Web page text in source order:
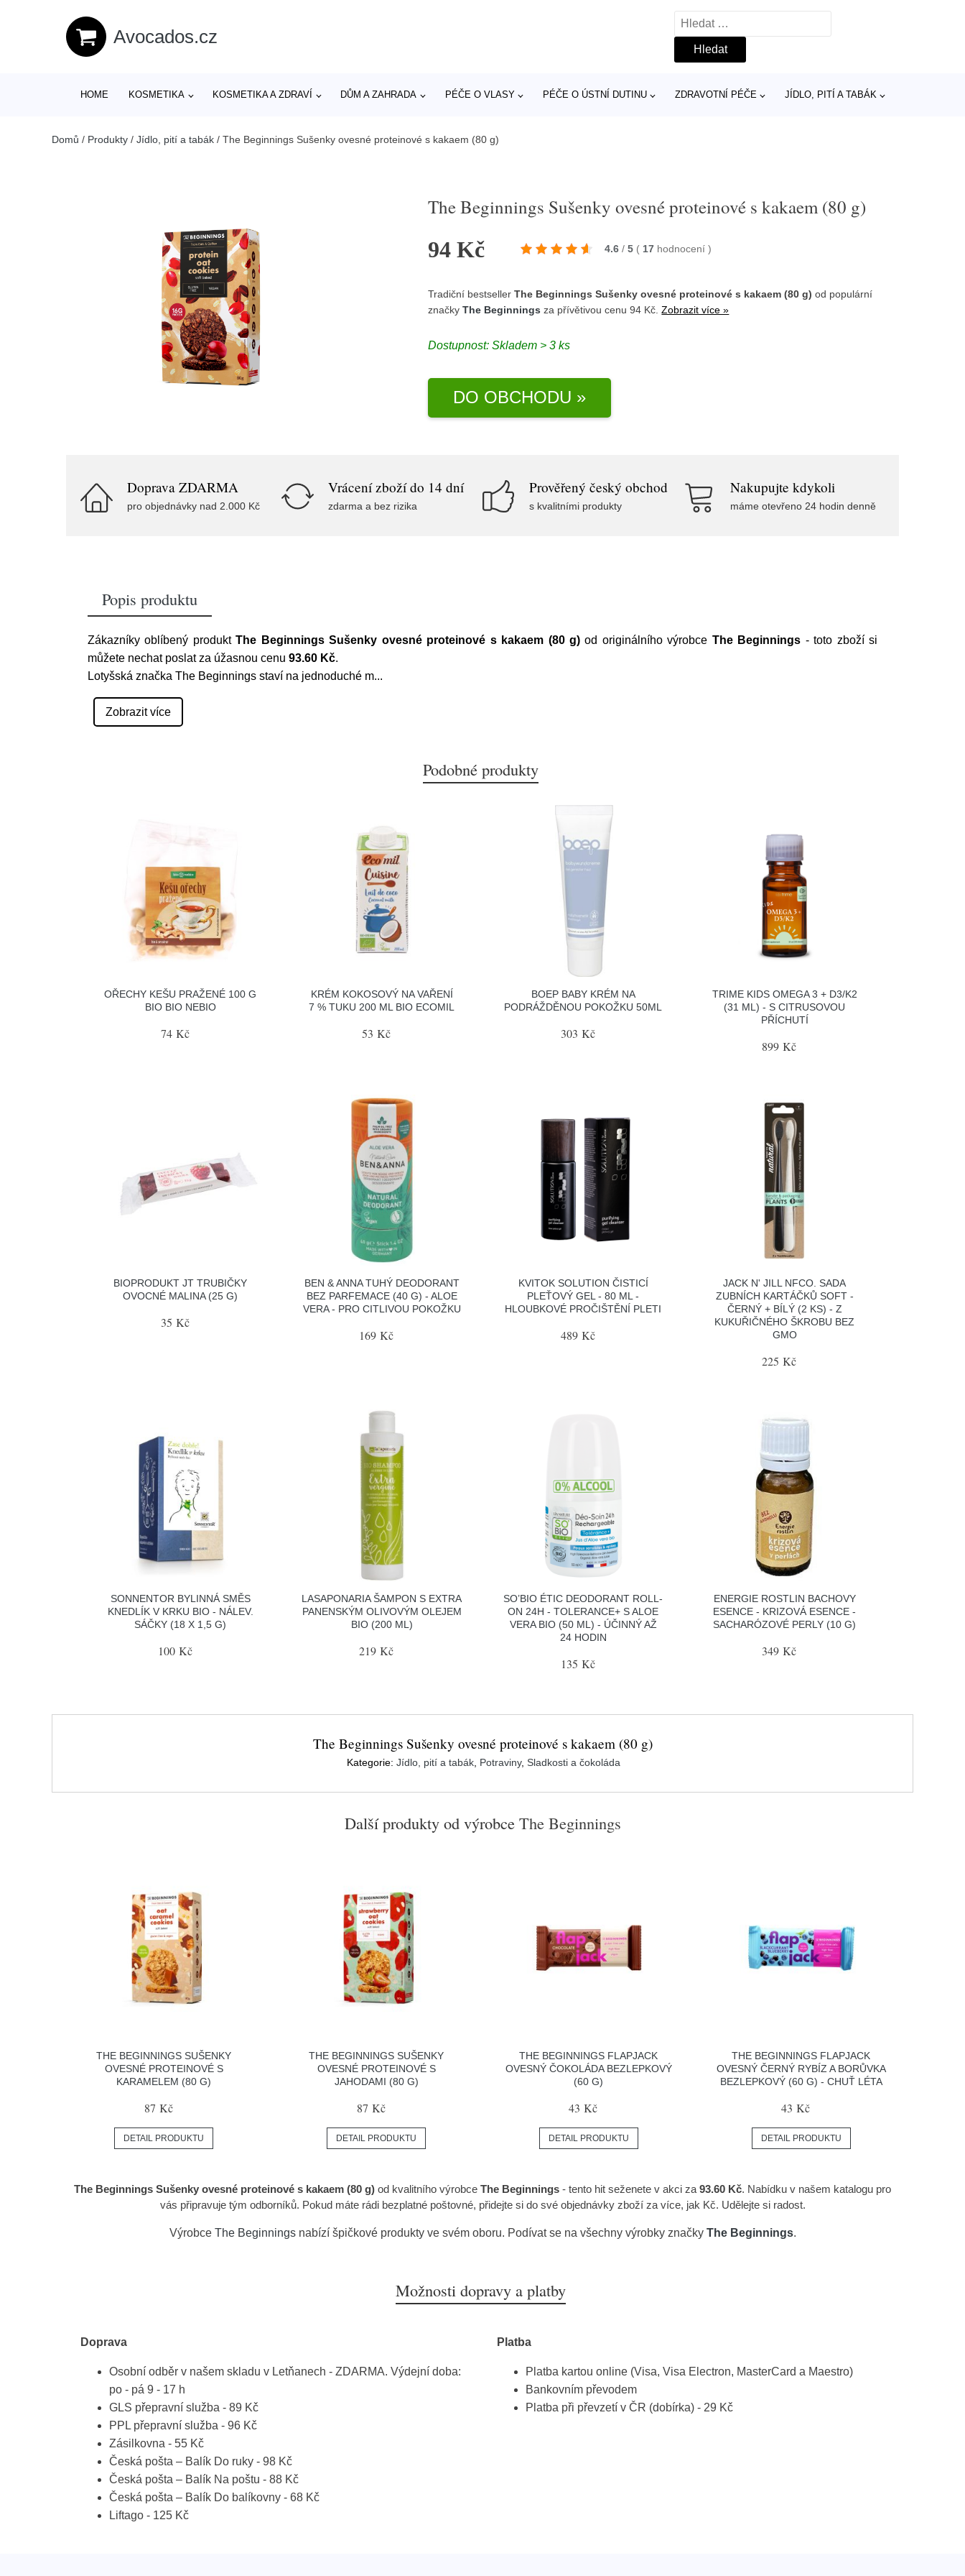
Avocados.cz
Vyhledávání
HOME KOSMETIKA KOSMETIKA A ZDRAVÍ DŮM A ZAHRADA PÉČE O VLASY PÉČE O ÚSTNÍ DUTINU ZDRAVOTNÍ PÉČE JÍDLO, PITÍ A TABÁK
Domů / Produkty / Jídlo, pití a tabák / The Beginnings Sušenky ovesné proteinové s kakaem (80 g)
The Beginnings Sušenky ovesné proteinové s kakaem (80 g)
94 Kč 4.6 / 5 ( 17 hodnocení)
Tradiční bestsellerThe Beginnings Sušenky ovesné proteinové s kakaem (80 g) od populární
značkyThe Beginnings za přívětivou cenu 94 Kč.Zobrazit více »
Dostupnost:Skladem > 3 ks
DO OBCHODU »
Doprava ZDARMA
pro objednávky nad 2.000 Kč
Vrácení zboží do 14 dní
zdarma a bez rizika
Prověřený český obchod
s kvalitními produkty
Nakupujte kdykoli
máme otevřeno 24 hodin denně
Popis produktu
Zákazníky oblíbený produktThe Beginnings Sušenky ovesné proteinové s kakaem (80 g)od originálního výrobce The Beginnings - toto zboží si
můžete nechat poslat za úžasnou cenu 93.60 Kč.
Lotyšská značka The Beginnings staví na jednoduché m...
Zobrazit více
Podobné produkty
OŘECHY KEŠU PRAŽENÉ 100 G
BIO BIO NEBIO
74 Kč
KRÉM KOKOSOVÝ NA VAŘENÍ
7 % TUKU 200 ML BIO ECOMIL
53 Kč
BOEP BABY KRÉM NA
PODRÁŽDĚNOU POKOŽKU 50ML
303 Kč
TRIME KIDS OMEGA 3 + D3/K2
(31 ML) - S CITRUSOVOU
PŘÍCHUTÍ
899 Kč
BIOPRODUKT JT TRUBIČKY
OVOCNÉ MALINA (25 G)
35 Kč
BEN & ANNA TUHÝ DEODORANT
BEZ PARFEMACE (40 G) - ALOE
VERA - PRO CITLIVOU POKOŽKU
169 Kč
KVITOK SOLUTION ČISTICÍ
PLEŤOVÝ GEL - 80 ML -
HLOUBKOVÉ PROČIŠTĚNÍ PLETI
489 Kč
JACK N' JILL NFCO. SADA
ZUBNÍCH KARTÁČKŮ SOFT -
ČERNÝ + BÍLÝ (2 KS) - Z
KUKUŘIČNÉHO ŠKROBU BEZ
GMO
225 Kč
SONNENTOR BYLINNÁ SMĚS
KNEDLÍK V KRKU BIO - NÁLEV.
SÁČKY (18 X 1,5 G)
100 Kč
LASAPONARIA ŠAMPON S EXTRA
PANENSKÝM OLIVOVÝM OLEJEM
BIO (200 ML)
219 Kč
SO’BIO ÉTIC DEODORANT ROLL-
ON 24H - TOLERANCE+ S ALOE
VERA BIO (50 ML) - ÚČINNÝ AŽ
24 HODIN
135 Kč
ENERGIE ROSTLIN BACHOVY
ESENCE - KRIZOVÁ ESENCE -
SACHARÓZOVÉ PERLY (10 G)
349 Kč
The Beginnings Sušenky ovesné proteinové s kakaem (80 g)
Kategorie: Jídlo, pití a tabák, Potraviny, Sladkosti a čokoláda
Další produkty od výrobce The Beginnings
THE BEGINNINGS SUŠENKY
OVESNÉ PROTEINOVÉ S
KARAMELEM (80 G)
87 Kč
DETAIL PRODUKTU
THE BEGINNINGS SUŠENKY
OVESNÉ PROTEINOVÉ S
JAHODAMI (80 G)
87 Kč
DETAIL PRODUKTU
THE BEGINNINGS FLAPJACK
OVESNÝ ČOKOLÁDA BEZLEPKOVÝ
(60 G)
43 Kč
DETAIL PRODUKTU
THE BEGINNINGS FLAPJACK
OVESNÝ ČERNÝ RYBÍZ A BORŮVKA
BEZLEPKOVÝ (60 G) - CHUŤ LÉTA
43 Kč
DETAIL PRODUKTU
The Beginnings Sušenky ovesné proteinové s kakaem (80 g) od kvalitního výrobce The Beginnings - tento hit seženete v akci za 93.60 Kč. Nabídku v našem katalogu pro
vás připravuje tým odborníků. Pokud máte rádi bezplatné poštovné, přidejte si do své objednávky zboží za více, jak Kč. Udělejte si radost.
Výrobce The Beginningsnabízí špičkové produkty ve svém oboru. Podívat se na všechny výrobky značky The Beginnings.
Možnosti dopravy a platby
Doprava
Osobní odběr v našem skladu v Letňanech - ZDARMA. Výdejní doba:
po - pá 9 - 17 h
GLS přepravní služba - 89 Kč
PPL přepravní služba - 96 Kč
Zásilkovna - 55 Kč
Česká pošta – Balík Do ruky - 98 Kč
Česká pošta – Balík Na poštu - 88 Kč
Česká pošta – Balík Do balíkovny - 68 Kč
Liftago - 125 Kč
Platba
Platba kartou online (Visa, Visa Electron, MasterCard a Maestro)
Bankovním převodem
Platba při převzetí v ČR (dobírka) - 29 Kč